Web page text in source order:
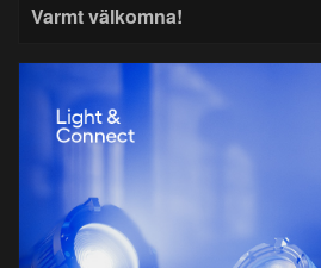
Varmt välkomna!